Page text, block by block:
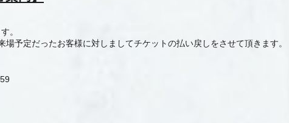
。
予定だったお客様に対しましてチケットの払い戻しをさせて頂きます。